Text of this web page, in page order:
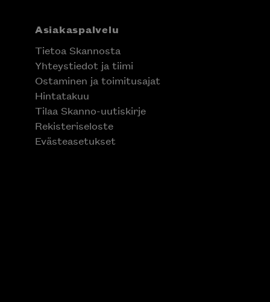
Asiakaspalvelu
Tietoa Skannosta
Yhteystiedot ja tiimi
Ostaminen ja toimitusajat
Hintatakuu
Tilaa Skanno-uutiskirje
Rekisteriseloste
Evästeasetukset